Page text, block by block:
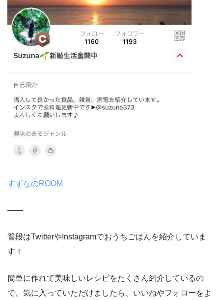
すずなのROOM
——
普段はTwitterやInstagramでおうちごはんを紹介していま
す！
簡単に作れて美味しいレシピをたくさん紹介しているの
で、気に入っていただけましたら、いいねやフォローをよ